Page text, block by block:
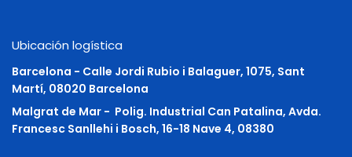
Ubicación logística
Barcelona - Calle Jordi Rubio i Balaguer, 1075, Sant
Martí, 08020 Barcelona
Malgrat de Mar - Polig. Industrial Can Patalina, Avda.
Francesc Sanllehi i Bosch, 16-18 Nave 4, 08380